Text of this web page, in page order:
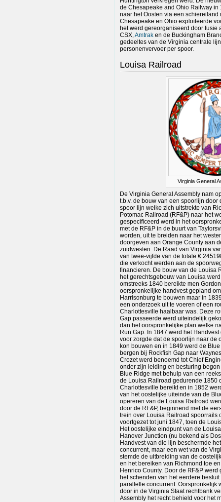
de Chesapeake and Ohio Railway
naar het Oosten via een schiereiland
Chesapeake en Ohio exploiteerde
het werd gereorganiseerd door fusie
CSX, Amtraken de Buckingham
gedeeltes van de Virginia centrale
personenvervoer per spoor.
Louisa Railroad
Virginia General
De Virginia General Assembly nam
t.b.v. de bouw van een spoorlijn
spoor lijn welke zich uitstrekte van
Potomac Railroad (RF&P) naar het
gespecificeerd werd in het
met de RF&P in de buurt van
worden, uit te breiden naar het
doorgeven aan Orange County aan
zuidwesten. De Raad van Virginia
van twee-vijfde van de totale €
die verkocht werden aan de
financieren. De bouw van de Louisa
het gerechtsgebouw van Louisa
omstreeks 1840 bereikte men
oorspronkelijke handvest gepland
Harrisonburg te bouwen maar in
een onderzoek uit te voeren of een
Charlottesville haalbaar was. Deze
Gap passeerde werd uiteindelijk
dan het oorspronkelijke plan welke
Run Gap. In 1847 werd het
voor zorgde dat de spoorlijn naar de
kon bouwen en in 1849 werd de
bergen bij Rockfish Gap naar
Crozet werd benoemd tot Chief
onder zijn leiding en besturing
Blue Ridge met behulp van een
de Louisa Railroad gedurende 1850
Charlottesville bereikt en in 1852
van het oostelijke uiteinde van de
opereren van de Louisa Railroad
door de RF&P, beginnend met de
trein over Louisa Railroad spoorrails
voortgezet tot juni 1847, toen de
Het oostelijke eindpunt van de
Hanover Junction (nu bekend als
Handvest van die lijn beschermde
concurrent, maar een wet van de
stemde de uitbreiding van de
en het bereiken van Richmond toe
Henrico County. Door de RF&P
het schenden van het eerdere
parallelle concurrent. Oorspronkelijk
door in de Virginia Staat rechtbank
Assembly het recht behield voor het